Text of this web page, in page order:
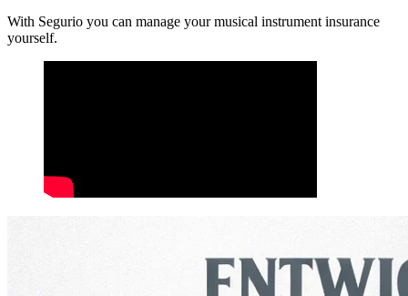
With Segurio you can manage your musical instrument insurance
yourself.